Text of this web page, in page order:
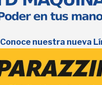
Conoce nuestra nueva